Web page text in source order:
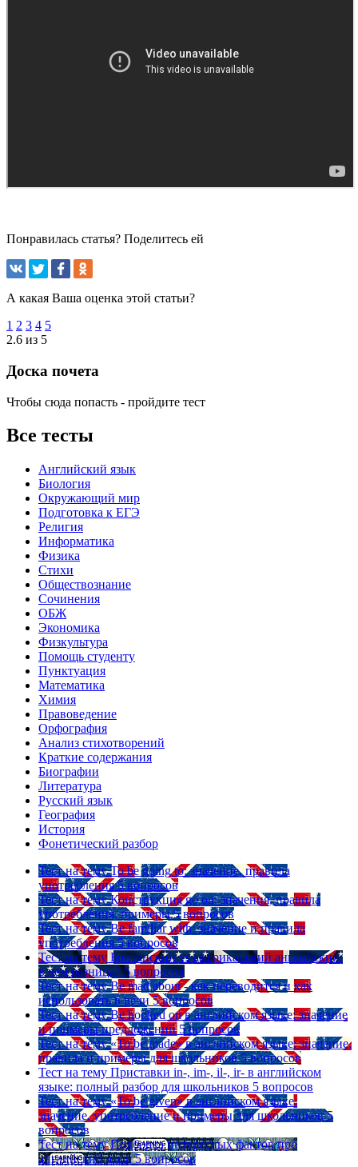
Понравилась статья? Поделитесь ей
А какая Ваша оценка этой статьи?
1 2 3 4 5
2.6 из 5
Доска почета
Чтобы сюда попасть - пройдите тест
Все тесты
Английский язык
Биология
Окружающий мир
Подготовка к ЕГЭ
Религия
Информатика
Физика
Стихи
Обществознание
Сочинения
ОБЖ
Экономика
Физкультура
Помощь студенту
Пунктуация
Математика
Химия
Правоведение
Орфография
Анализ стихотворений
Краткие содержания
Биографии
Литература
Русский язык
География
История
Фонетический разбор
Тест на тему To be going to: значение, правила
употребления 5 вопросов
Тест на тему Конструкция go on: значения, правила
употребления, примеры 5 вопросов
Тест на тему Be familiar with: значение и правила
употребления 5 вопросов
Тест на тему Британский vs американский английский:
в чем разница? 5 вопросов
Тест на тему Be mad about - как переводится и как
использовать в речи 5 вопросов
Тест на тему Be hooked on в английском языке: значение
и примеры предложений 5 вопросов
Тест на тему «To be made» в английском языке: значение,
правила и примеры для школьников 5 вопросов
Тест на тему Приставки in-, im-, il-, ir- в английском
языке: полный разбор для школьников 5 вопросов
Тест на тему «To be given» в английском языке:
значение, употребление и примеры для школьников 5
вопросов
Тест на тему Подборка интересных фактов про
английский язык 5 вопросов